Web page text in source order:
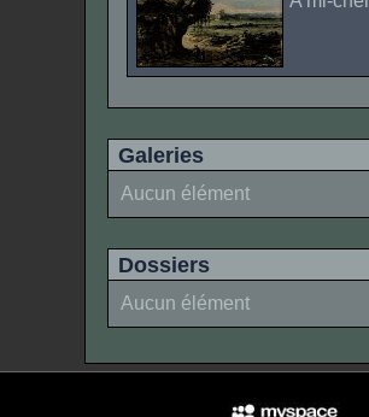
Galeries
Aucun élément
Dossiers
Aucun élément